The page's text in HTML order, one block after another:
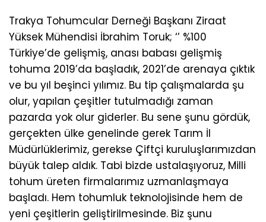
Trakya Tohumcular Derneği Başkanı Ziraat
Yüksek Mühendisi İbrahim Toruk; ‘’ %100
Türkiye’de gelişmiş, anası babası gelişmiş
tohuma 2019’da başladık, 2021’de arenaya çıktık
ve bu yıl beşinci yılımız. Bu tip çalışmalarda şu
olur, yapılan çeşitler tutulmadığı zaman
pazarda yok olur giderler. Bu sene şunu gördük,
gerçekten ülke genelinde gerek Tarım İl
Müdürlüklerimiz, gerekse Çiftçi kuruluşlarımızdan
büyük talep aldık. Tabi bizde ustalaşıyoruz, Milli
tohum üreten firmalarımız uzmanlaşmaya
başladı. Hem tohumluk teknolojisinde hem de
yeni çeşitlerin geliştirilmesinde. Biz şunu